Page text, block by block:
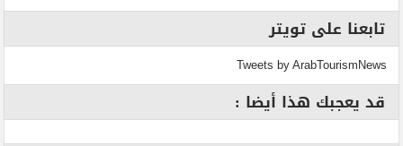
تابعنا على تويتر
Tweets by ArabTourismNews
قد يعجبك هذا أيضا :